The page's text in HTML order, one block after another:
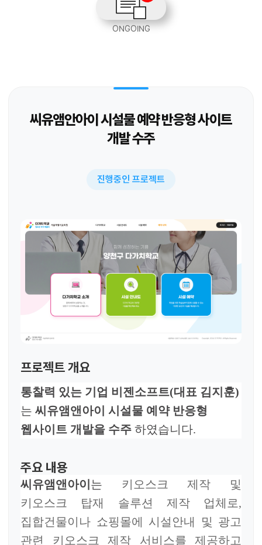
ONGOING
씨유앰안아이 시설물 예약 반응형 사이트
개발 수주
진행중인 프로젝트
프로젝트 개요
통찰력 있는 기업 비젠소프트(대표 김지훈)
는 씨유앰앤아이 시설물 예약 반응형
웹사이트 개발을 수주 하였습니다.
주요 내용
씨유앰앤아이 는
키오스크 제작 및
키오스크 탑재 솔루션 제작 업체로,
집합건물이나 쇼핑몰에 시설안내 및 광고
관련 키오스크 제작 서비스를 제공하고